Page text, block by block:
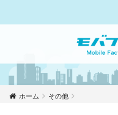
ホーム その他